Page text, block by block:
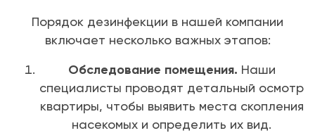
Порядок дезинфекции в нашей компании
включает несколько важных этапов:
Обследование помещения. Наши
специалисты проводят детальный осмотр
квартиры, чтобы выявить места скопления
насекомых и определить их вид.